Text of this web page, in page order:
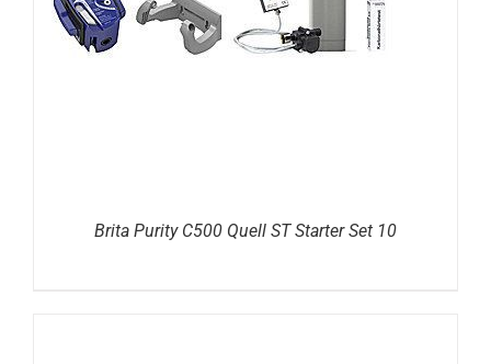
DETAILS
Brita Purity C500 Quell ST Starter Set 10